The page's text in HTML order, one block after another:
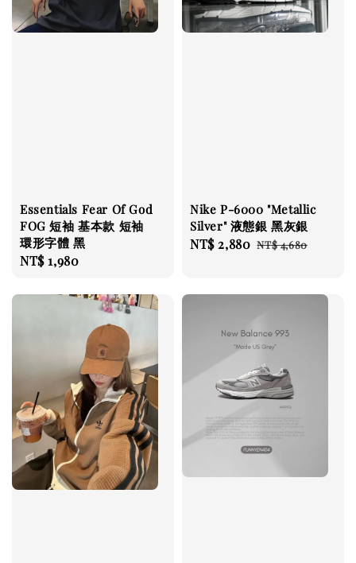
Essentials Fear Of God
FOG 短袖 基本款 短袖
環形字體 黑
Regular
NT$ 1,980
Nike P-6000 "Metallic
Silver" 液態銀 黑灰銀
Sale
NT$ 2,880 Regular
NT$ 4,680